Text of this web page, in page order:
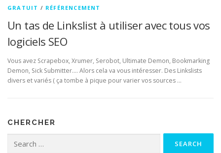
GRATUIT / RÉFÉRENCEMENT
Un tas de Linkslist à utiliser avec tous vos
logiciels SEO
Vous avez Scrapebox, Xrumer, Serobot, Ultimate Demon, Bookmarking
Demon, Sick Submitter…. Alors cela va vous intéresser. Des Linkslists
divers et variés ( ça tombe à pique pour varier vos sources …
CHERCHER